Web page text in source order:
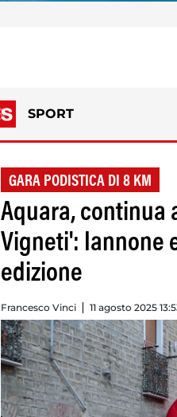
SPORT
GARA PODISTICA DI 8 KM
Aquara, continua
Vigneti': Iannone
edizione
Francesco Vinci 11 agosto 2025